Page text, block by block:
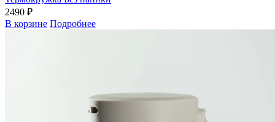
2490 ₽
В корзине Подробнее